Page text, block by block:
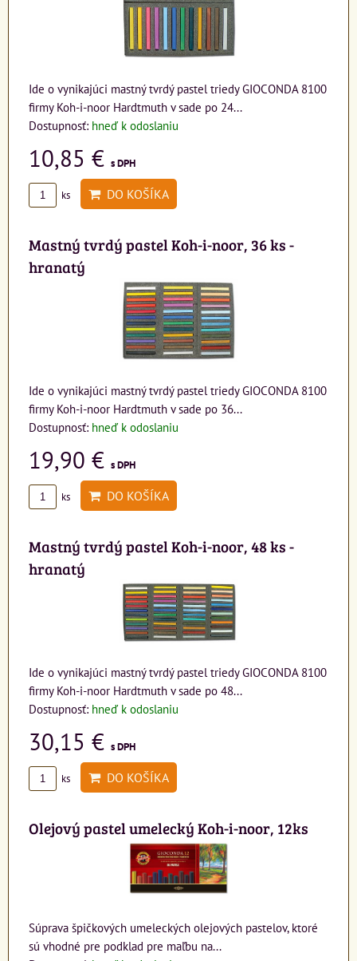
Ide o vynikajúci mastný tvrdý pastel triedy GIOCONDA 8100
firmy Koh-i-noor Hardtmuth v sade po 24...
Dostupnosť: hneď k odoslaniu
10,85 € s DPH
ks DO KOŠÍKA
Mastný tvrdý pastel Koh-i-noor, 36 ks -
hranatý
Ide o vynikajúci mastný tvrdý pastel triedy GIOCONDA 8100
firmy Koh-i-noor Hardtmuth v sade po 36...
Dostupnosť: hneď k odoslaniu
19,90 € s DPH
ks DO KOŠÍKA
Mastný tvrdý pastel Koh-i-noor, 48 ks -
hranatý
Ide o vynikajúci mastný tvrdý pastel triedy GIOCONDA 8100
firmy Koh-i-noor Hardtmuth v sade po 48...
Dostupnosť: hneď k odoslaniu
30,15 € s DPH
ks DO KOŠÍKA
Olejový pastel umelecký Koh-i-noor, 12ks
Súprava špičkových umeleckých olejových pastelov, ktoré
sú vhodné pre podklad pre maľbu na...